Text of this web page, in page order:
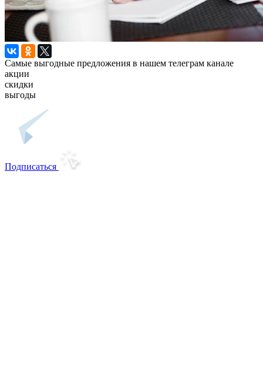
Самые выгодные предложения в нашем телеграм канале
акции
скидки
выгоды
Подписаться